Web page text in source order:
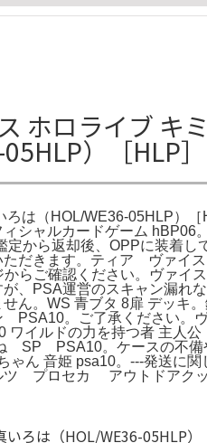
ホロライブ キ
）［HLP
ろは（HOL/WE36-05HLP）
シャルカードゲーム hBP06
定から返却後、OPPに装着
ただきます。ティア ヴァ
らご確認ください。ヴァイ
が、PSA運営のスキャン漏
ん。WS 青ブタ 8扉 デッキ
。ご了承ください。ヴ
ワイルドの力を持つ者 主
SP PSA10。ケースの不備
ゃん 音姫 psa10。---発送に
ツ プロセカ アウトドアク